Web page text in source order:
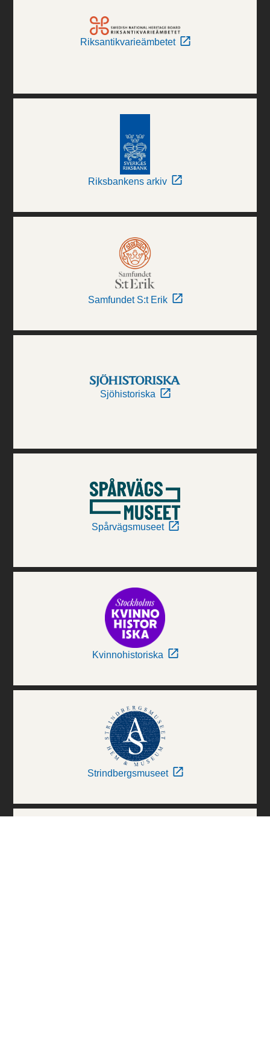
Riksantikvarieämbetet
Riksbankens arkiv
Samfundet S:t Erik
Sjöhistoriska
Spårvägsmuseet
Kvinnohistoriska
Strindbergsmuseet